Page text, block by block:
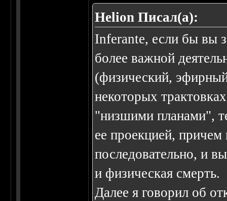
Helion Писал(а):
Inferante, если бы вы
более важной
(физический,
некоторых
"низшими планами",
ее проекцией,
последовательно, и
и физическая смерть.
Далее я говорил об